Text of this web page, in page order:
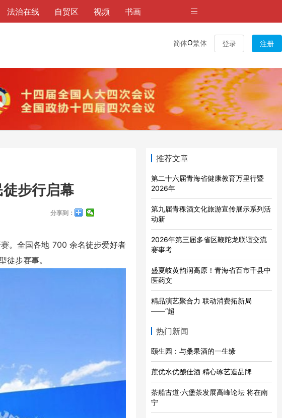
法治在线 自贸区 视频 书画
简体O繁体 登录 注册
推荐文章
第二十六届青海省健康教育万里行暨
2026年
第九届青稞酒文化旅游宣传展示系列活
动新
2026年第三届多省区鞭陀龙联谊交流
赛事考
盛夏岐黄韵润高原！青海省百市千县中
医药文
精品演艺聚合力 联动消费拓新局
——“超
热门新闻
颐生园：与桑果酒的一生缘
蔗优水优酿佳酒 精心琢艺造品牌
茶船古道·六堡茶发展高峰论坛 将在南
宁
步行启幕
分享到：
。全国各地 700 余名徒步爱好者
步赛事。